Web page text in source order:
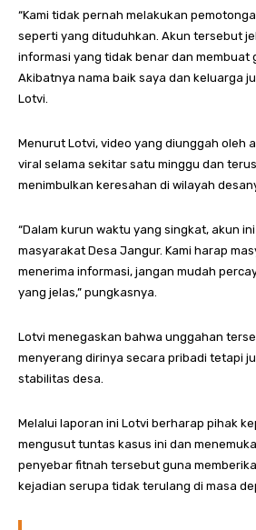
“Kami tidak pernah melakukan
seperti yang dituduhkan. Akun tersebut
informasi yang tidak benar dan membuat
Akibatnya nama baik saya dan keluarga
Lotvi.
Menurut Lotvi, video yang diunggah oleh
viral selama sekitar satu minggu dan
menimbulkan keresahan di wilayah
“Dalam kurun waktu yang singkat, akun
masyarakat Desa Jangur. Kami harap
menerima informasi, jangan mudah
yang jelas,” pungkasnya.
Lotvi menegaskan bahwa unggahan
menyerang dirinya secara pribadi tetapi
stabilitas desa.
Melalui laporan ini Lotvi berharap pihak
mengusut tuntas kasus ini dan
penyebar fitnah tersebut guna
kejadian serupa tidak terulang di masa